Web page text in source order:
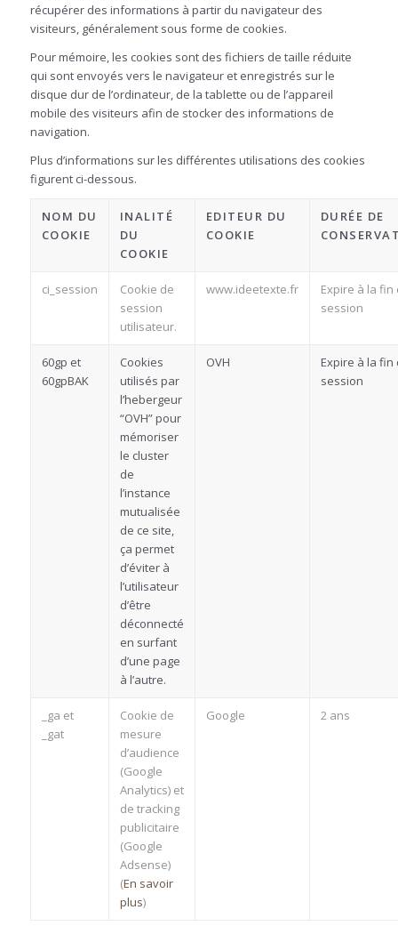
récupérer des informations à partir du navigateur des
visiteurs, généralement sous forme de cookies.
Pour mémoire, les cookies sont des fichiers de taille réduite
qui sont envoyés vers le navigateur et enregistrés sur le
disque dur de l’ordinateur, de la tablette ou de l’appareil
mobile des visiteurs afin de stocker des informations de
navigation.
Plus d’informations sur les différentes utilisations des cookies
figurent ci-dessous.
NOM DU
COOKIE
INALITÉ
DU
COOKIE
EDITEUR DU
COOKIE
DURÉE DE
ci_session
Cookie de
session
utilisateur.
www.ideetexte.fr
Expire à la fin
session
60gp et
60gpBAK
Cookies
utilisés par
l’hebergeur
“OVH” pour
mémoriser
le cluster
de
l’instance
mutualisée
de ce site,
ça permet
d’éviter à
l’utilisateur
d’être
déconnecté
en surfant
d’une page
à l’autre.
OVH
Expire à la fin
session
_ga et
_gat
Cookie de
mesure
d’audience
(Google
Analytics) et
de tracking
publicitaire
(Google
Adsense)
(En savoir
plus)
Google 2 ans